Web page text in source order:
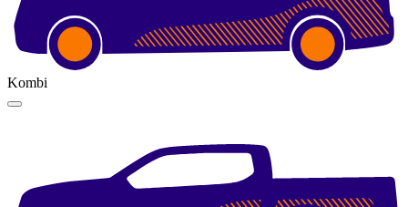
Kombi